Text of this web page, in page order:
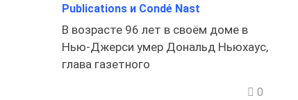
Publications и Condé Nast
В возрасте 96 лет в своём доме в
Нью-Джерси умер Дональд Ньюхаус,
глава газетного
0